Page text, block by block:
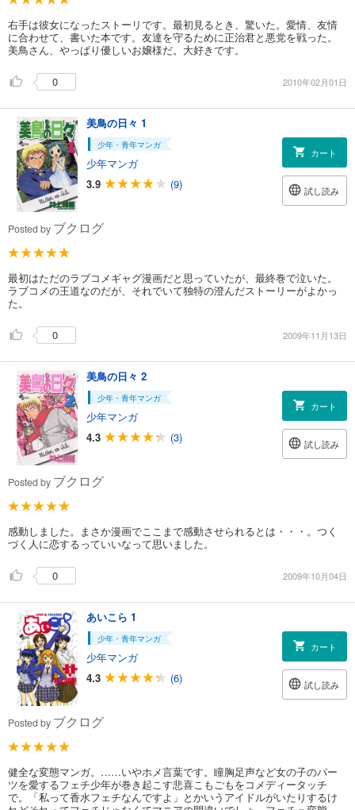
右手は彼女になったストーリです。最初見るとき、驚いた。愛情、友情
に合わせて、書いた本です。友達を守るために正治君と悪党を戦った。
美鳥さん、やっぱり優しいお嬢様だ。大好きです。
0 2010年02月01日
美鳥の日々 1
少年・青年マンガ
少年マンガ
3.9
(9)
カート
試し読み
Posted by ブクログ
最初はただのラブコメギャグ漫画だと思っていたが、最終巻で泣いた。
ラブコメの王道なのだが、それでいて独特の澄んだストーリーがよかっ
た。
0 2009年11月13日
美鳥の日々 2
少年・青年マンガ
少年マンガ
4.3
(3)
カート
試し読み
Posted by ブクログ
感動しました。まさか漫画でここまで感動させられるとは・・・。つく
づく人に恋するっていいなって思いました。
0 2009年10月04日
あいこら 1
少年・青年マンガ
少年マンガ
4.3
(6)
カート
試し読み
Posted by ブクログ
健全な変態マンガ。……いやホメ言葉です。瞳胸足声など女の子のパー
ツを愛するフェチ少年が巻き起こす悲喜こもごもをコメディータッチ
で。「私って香水フェチなんですよ」とかいうアイドルがいたりするけ